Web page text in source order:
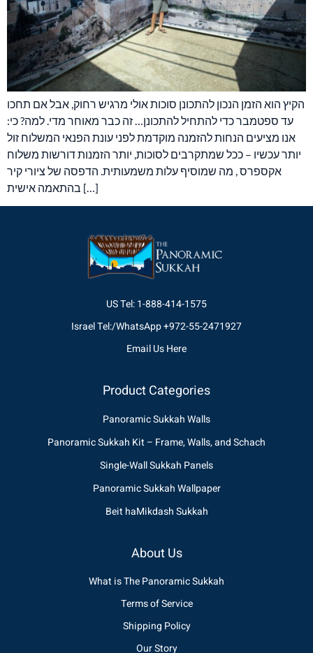
הקיץ הוא הזמן הנכון להתכונן סוכות אולי מרגיש רחוק, אבל אם תחכו
עד ספטמבר כדי להתחיל להתכונן… זה כבר מאוחר מדי. למה? כי:
אנו מציעים הנחות להזמנה מוקדמת לפני עונת הפנאי המשלוח זול
יותר עכשיו – ככל שמתקרבים לסוכות, יותר הזמנות דורשות משלוח
אקספרס , מה שמוסיף עלות משמעותית. הדפסה של ציורי קיר
בהתאמה אישית […]
US Tel: 1-888-414-1575
Israel Tel:/WhatsApp +972-55-2471927
Email Us Here
Product Categories
Panoramic Sukkah Walls
Panoramic Sukkah Kit – Frame, Walls, and Schach
Single-Wall Sukkah Panels
Panoramic Sukkah Wallpaper
Beit haMikdash Sukkah
About Us
What is The Panoramic Sukkah
Terms of Service
Shipping Policy
Our Story